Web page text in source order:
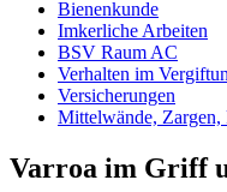
Bienenkunde
Imkerliche Arbeiten
BSV Raum AC
Verhalten im
Versicherungen
Mittelwände, Zargen,
Varroa im Griff